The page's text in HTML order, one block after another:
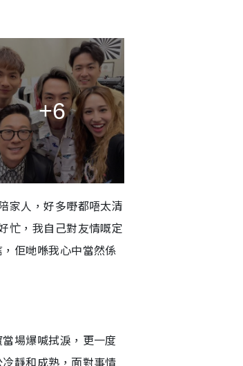
+6
家人，好多嘢都唔太清
忙，我自己對友情嘅定
佢哋喺我心中當然係
場爆喊拭淚，更一度
靜和成熟，面對事情